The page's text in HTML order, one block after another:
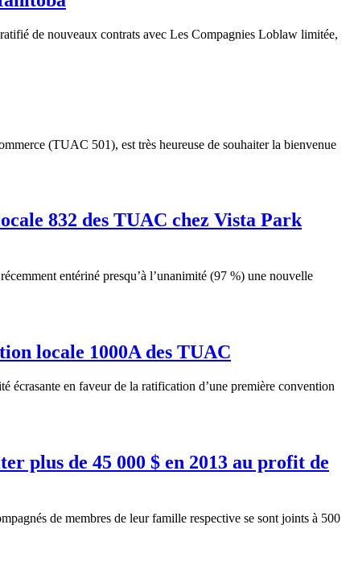
ratifié de nouveaux contrats avec Les Compagnies Loblaw limitée,
(TUAC 501), est très heureuse de souhaiterla bienvenue
832 des TUAC chez Vista Park
récemment entériné presqu’à l’unanimité (97 %) une nouvelle
locale 1000A des TUAC
écrasante en faveurde la ratification d’une première convention
plus de 45 000 $ en 2013 au profit de
de membres de leur famille respective se sont joints à 500